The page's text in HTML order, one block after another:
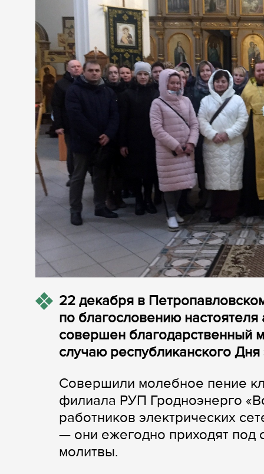
22 декабря в
по благословению
совершен благодарственный
случаю республиканского Дня
Совершили молебное пение
филиала РУП Гродноэнерго
работников электрических
— они ежегодно приходят под
молитвы.